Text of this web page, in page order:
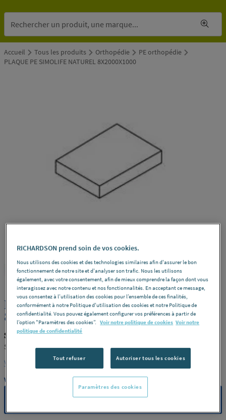
Accueil Tous les produits Orthopédie
PE orthopédie
PLAQUE PE SIMOLIFE NATUREL 8X2000X1000
SIMONA REF : 06062
PLAQUE PE SIMOLIFE NATUREL
8X2000X1000
SIMONA 030003446
SIMONA ALLEMAGNE [030003446]
Voir la description complète
Vous avez un projet ?
CONTACTEZ-NOUS
RICHARDSON prend soin de vos cookies.
Nous utilisons des cookies et des technologies similaires afin d'assurer le bon
fonctionnement de notre site et d'analyser son trafic. Nous les utilisons
également, avec votre consentement, afin de mieux comprendre la façon dont vous
interagissez avec notre contenu et nos fonctionnalités. En acceptant ce message,
vous consentez à l’utilisation des cookies pour l’ensemble de ces finalités,
conformément à notre Politique d'utilisation des cookies et notre Politique de
confidentialité. Vous pouvez également configurer vos préférences à partir de
l’option "Paramètres des cookies”. Voir notre politique de cookies Voir notre
politique de confidentialité
Tout refuser Autoriser tous les cookies
Paramètres des cookies